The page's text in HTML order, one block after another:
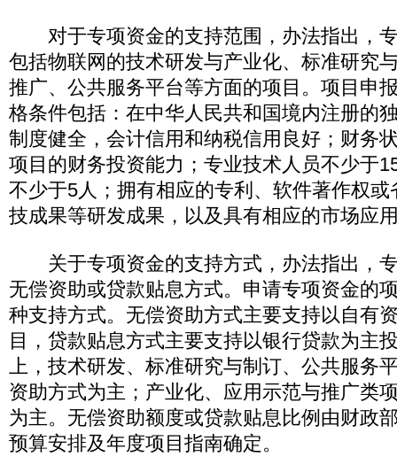
对于专项资金的支持范围，办法指出，
包括物联网的技术研发与产业化、标准研究
推广、公共服务平台等方面的项目。项目申
格条件包括：在中华人民共和国境内注册的
制度健全，会计信用和纳税信用良好；财务
项目的财务投资能力；专业技术人员不少于
不少于5人；拥有相应的专利、软件著作权
技成果等研发成果，以及具有相应的市场应
关于专项资金的支持方式，办法指出，
无偿资助或贷款贴息方式。申请专项资金的
种支持方式。无偿资助方式主要支持以自有
目，贷款贴息方式主要支持以银行贷款为主
上，技术研发、标准研究与制订、公共服务
资助方式为主；产业化、应用示范与推广类
为主。无偿资助额度或贷款贴息比例由财政
预算安排及年度项目指南确定。